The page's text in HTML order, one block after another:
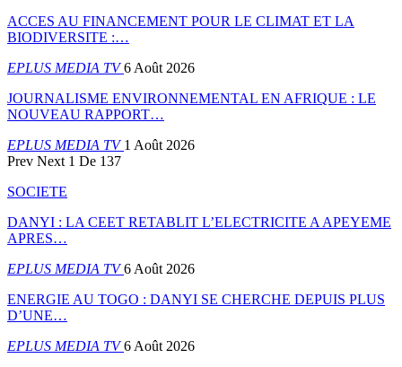
ACCES AU FINANCEMENT POUR LE CLIMAT ET LA
BIODIVERSITE :…
EPLUS MEDIA TV6 Août 2026
JOURNALISME ENVIRONNEMENTAL EN AFRIQUE : LE
NOUVEAU RAPPORT…
EPLUS MEDIA TV1 Août 2026
Prev Next 1 De 137
SOCIETE
DANYI : LA CEET RETABLIT L’ELECTRICITE A APEYEME
APRES…
EPLUS MEDIA TV6 Août 2026
ENERGIE AU TOGO : DANYI SE CHERCHE DEPUIS PLUS
D’UNE…
EPLUS MEDIA TV6 Août 2026